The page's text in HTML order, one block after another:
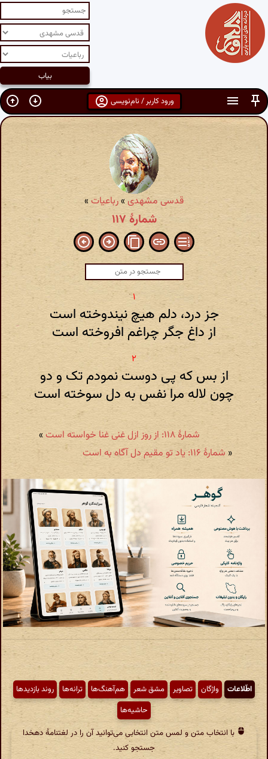
ورود کاربر / نام‌نویسی
قدسی مشهدی»رباعیات»
شمارهٔ ۱۱۷
جز درد، دلم هیچ نیندوخته است
از داغ جگر چراغم افروخته است
از بس که پی دوست نمودم تک و دو
چون لاله مرا نفس به دل سوخته است
شمارهٔ ۱۱۸: از روز ازل غنی غنا خواسته است
»
« شمارهٔ ۱۱۶: یاد تو مقیم دل آگاه به است
اطّلاعات واژگان تصاویر مشق شعر هم‌آهنگ‌ها ترانه‌ها
روند بازدیدها
حاشیه‌ها
با انتخاب متن و لمس متن انتخابی می‌توانید آن را در لغتنامهٔ دهخدا
جستجو کنید.